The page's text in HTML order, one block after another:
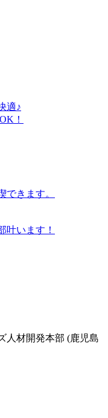
適♪
！
きます。
叶います！
人材開発本部 (鹿児島